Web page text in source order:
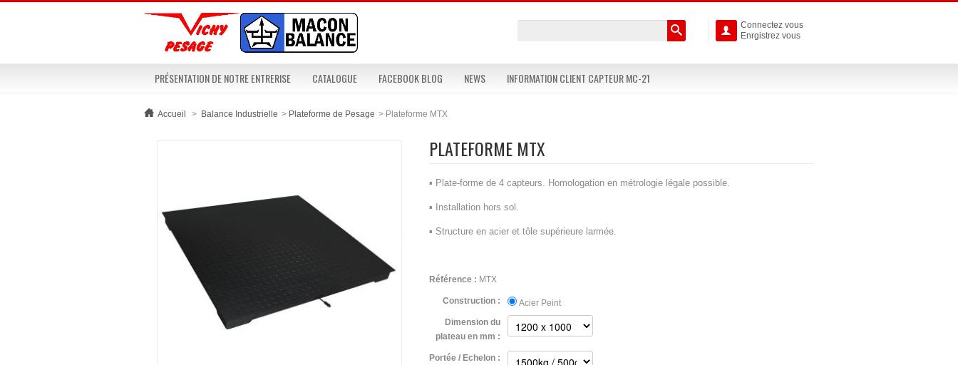

Connectez vous
Enrgistrez vous
PRÉSENTATION DE NOTRE ENTRERISE CATALOGUE FACEBOOK BLOG NEWS INFORMATION CLIENT CAPTEUR MC-21
Accueil > Balance Industrielle > Plateforme de Pesage > Plateforme MTX
PLATEFORME MTX
▪ Plate-forme de 4 capteurs. Homologation en métrologie légale possible.
▪ Installation hors sol.
▪ Structure en acier et tôle supérieure larmée.
Référence : MTX
Construction :
Acier Peint
Dimension du
plateau en mm :
Portée / Echelon :